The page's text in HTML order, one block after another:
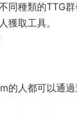
同種類的TTG
獲取工具。
的人都可以通